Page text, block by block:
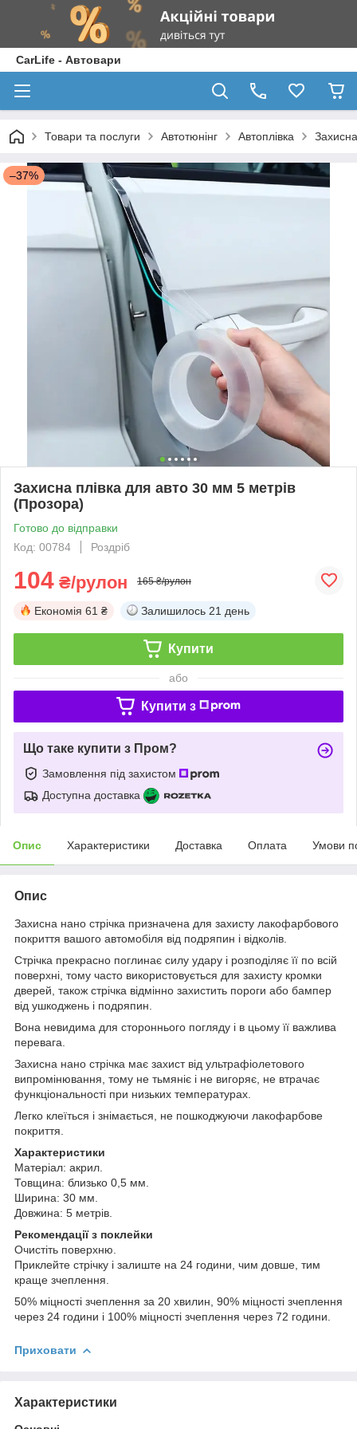
CarLife - Автовари
Товари та послуги Автотюнінг Автоплівка
–37%
Захисна плівка для авто 30 мм 5 метрів
(Прозора)
Готово до відправки
Код: 00784
Роздріб
104 ₴/рулон 165 ₴/рулон
Економія 61 ₴ Залишилось 21 день
Купити
або
Купити з
Що таке купити з Пром?
Замовлення під захистом
Доступна доставка
Опис Характеристики Доставка Оплата Умови
Опис
Захисна нано стрічка призначена для захисту лакофарбового
покриття вашого автомобіля від подряпин і відколів.
Стрічка прекрасно поглинає силу удару і розподіляє її по всій
поверхні, тому часто використовується для захисту кромки
дверей, також стрічка відмінно захистить пороги або бампер
від ушкоджень і подряпин.
Вона невидима для стороннього погляду і в цьому її важлива
перевага.
Захисна нано стрічка має захист від ультрафіолетового
випромінювання, тому не тьмяніє і не вигоряє, не втрачає
функціональності при низьких температурах.
Легко клеїться і знімається, не пошкоджуючи лакофарбове
покриття.
Характеристики
Матеріал: акрил.
Товщина: близько 0,5 мм.
Ширина: 30 мм.
Довжина: 5 метрів.
Рекомендації з поклейки
Очистіть поверхню.
Приклейте стрічку і залиште на 24 години, чим довше, тим
краще зчеплення.
50% міцності зчеплення за 20 хвилин, 90% міцності зчеплення
через 24 години і 100% міцності зчеплення через 72 години.
Приховати
Характеристики